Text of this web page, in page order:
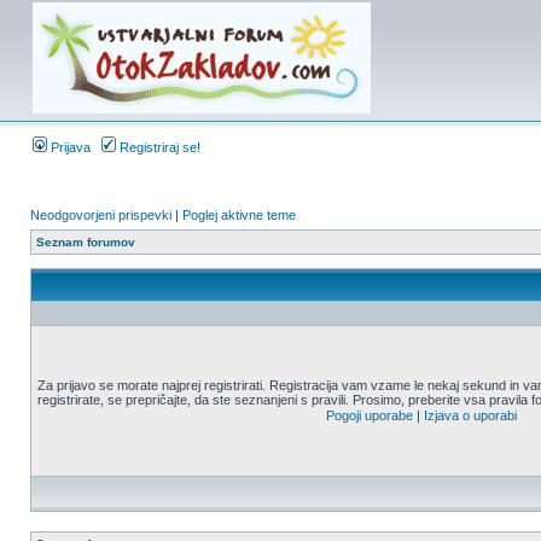
Prijava Registriraj se!
Neodgovorjeni prispevki | Poglej aktivne teme
Seznam forumov
Za prijavo se morate najprej registrirati. Registracija vam vzame le nekaj sekund in
registrirate, se prepričajte, da ste seznanjeni s pravili. Prosimo, preberite vsa pravila
Pogoji uporabe| Izjava o uporabi